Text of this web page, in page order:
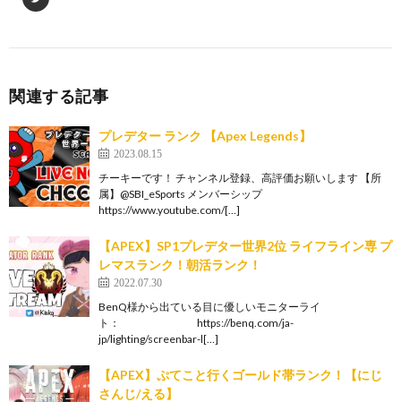
関連する記事
プレデター ランク 【Apex Legends】
2023.08.15
チーキーです！ チャンネル登録、高評価お願いします 【所
属】@SBI_eSports メンバーシップ
https://www.youtube.com/[…]
【APEX】SP1プレデター世界2位 ライフライン専 プ
レマスランク！朝活ランク！
2022.07.30
BenQ様から出ている目に優しいモニターライ
ト： https://benq.com/ja-
jp/lighting/screenbar-l[…]
【APEX】ぷてこと行くゴールド帯ランク！【にじ
さんじ/える】